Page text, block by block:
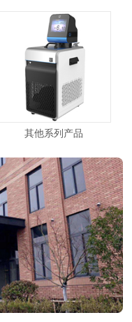
其他系列产品